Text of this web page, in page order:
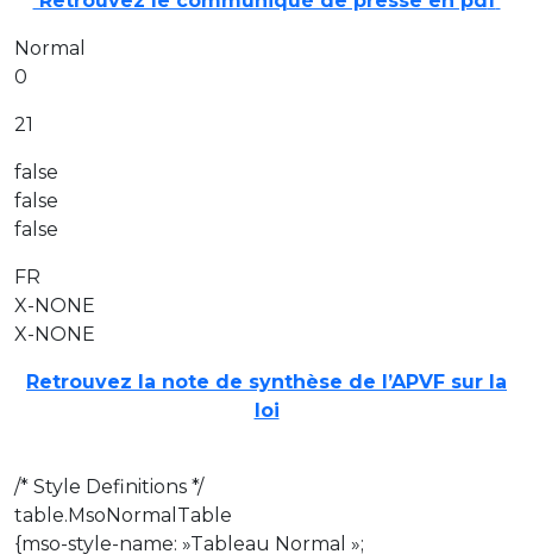
Normal
0
21
false
false
false
FR
X-NONE
X-NONE
Retrouvez la note de synthèse de l’APVF sur la
loi
/* Style Definitions */
table.MsoNormalTable
{mso-style-name: »Tableau Normal »;